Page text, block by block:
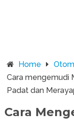
Home
Cara mengemudi
Padat dan
Cara